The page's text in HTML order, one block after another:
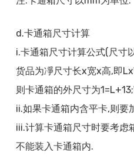
d.卡通箱尺寸计算
i.卡通箱尺寸计算公式(尺寸
货品为凈尺寸长x宽x高,即
则卡通箱的外尺寸为
ii.如果卡通箱内含平卡,则要
iii.计算卡通箱尺寸时要考虑
不能装入卡通箱内.